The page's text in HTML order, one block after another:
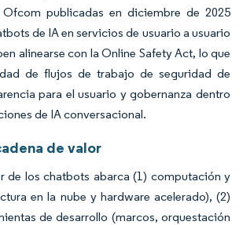
publicadas en diciembre de 2025
de IA en servicios de usuario a usuario
alinearse con la Online Safety Act, lo que
de flujos de trabajo de seguridad de
para el usuario y gobernanza dentro
de IA conversacional.
de valor
de los chatbots abarca (1) computación y
en la nube y hardware acelerado), (2)
de desarrollo (marcos, orquestación